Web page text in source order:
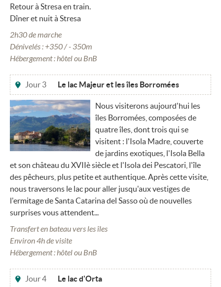
Retour à Stresa en train.
Dîner et nuit à Stresa
2h30 de marche
Dénivelés : +350 / - 350m
Hébergement : hôtel ou BnB
Jour 3 Le lac Majeur et les îles Borromées
Nous visiterons aujourd'hui les
îles Borromées, composées de
quatre îles, dont trois qui se
visitent : l'Isola Madre, couverte
de jardins exotiques, l'Isola Bella
et son château du XVIIè siècle et l'Isola dei Pescatori, l'île
des pêcheurs, plus petite et authentique. Après cette visite,
nous traversons le lac pour aller jusqu'aux vestiges de
l'ermitage de Santa Catarina del Sasso où de nouvelles
surprises vous attendent...
Transfert en bateau vers les îles
Environ 4h de visite
Hébergement : hôtel ou BnB
Jour 4 Le lac d'Orta